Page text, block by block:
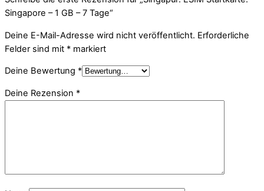
Singapore – 1 GB – 7 Tage“
Deine E-Mail-Adresse wird nicht veröffentlicht. Erforderliche
Felder sind mit * markiert
Deine Bewertung *
Deine Rezension *